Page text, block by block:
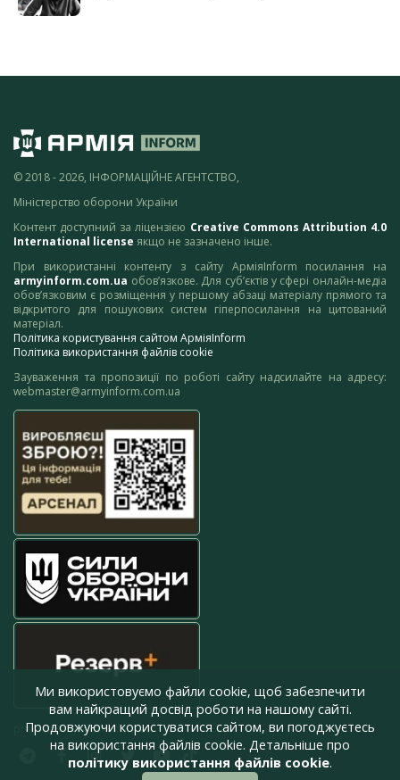
© 2018 - 2026, ІНФОРМАЦІЙНЕ АГЕНТСТВО,
Міністерство оборони України
Контент доступний за ліцензією Creative Commons Attribution 4.0
International license якщо не зазначено інше.
При використанні контенту з сайту АрміяInform посилання на
armyinform.com.ua обов’язкове. Для суб’єктів у сфері онлайн-медіа
обов’язковим є розміщення у першому абзаці матеріалу прямого та
відкритого для пошукових систем гіперпосилання на цитований
матеріал.
Політика користування сайтом АрміяInform
Політика використання файлів cookie
Зауваження та пропозиції по роботі сайту надсилайте на адресу:
webmaster@armyinform.com.ua
press@armyinform.com.ua
Ми використовуємо файли cookie, щоб забезпечити
вам найкращий досвід роботи на нашому сайті.
Продовжуючи користуватися сайтом, ви погоджуєтесь
на використання файлів cookie. Детальніше про
політику використання файлів cookie.